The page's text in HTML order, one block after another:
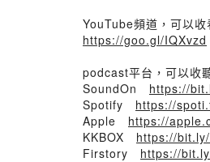
YouTube頻道，可以收
https://goo.gl/IQXvzd
podcast平台，可以收
SoundOn https://
Spotify https://
Apple https://
KKBOX https://
Firstory https://